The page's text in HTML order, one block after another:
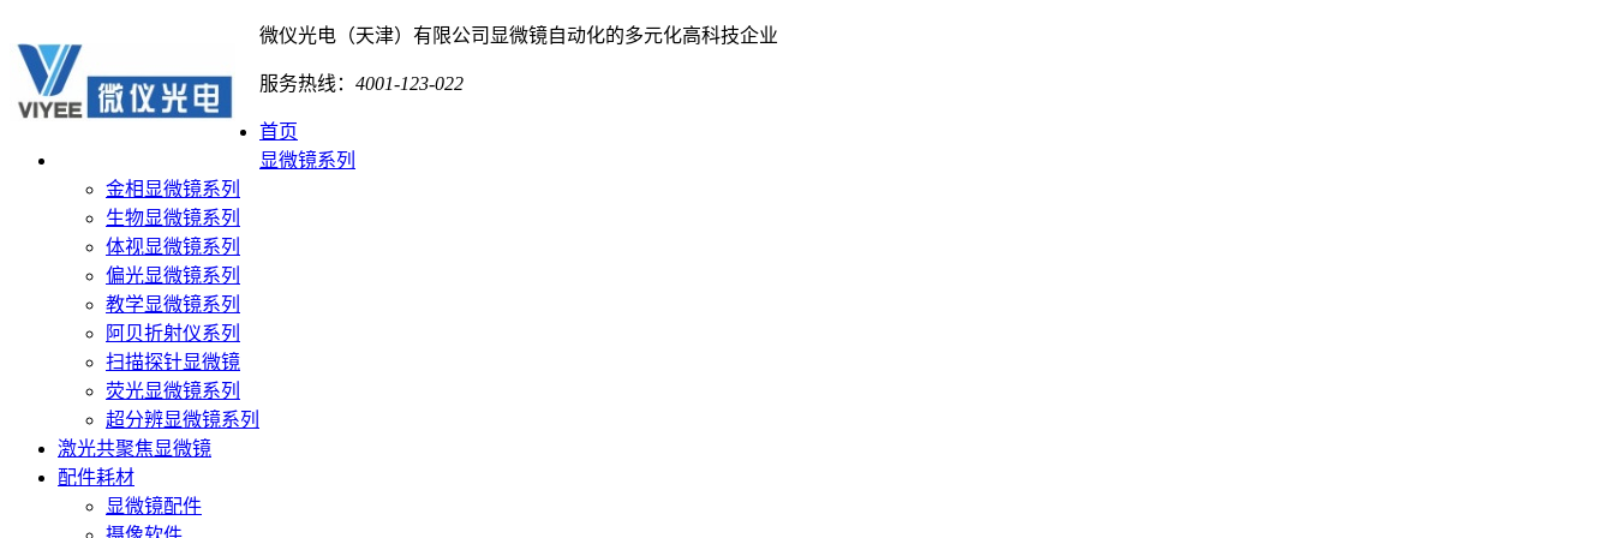
微仪光电（天津）有限公司 显微镜自动化的多元化高科技企业
服务热线： 4001-123-022
首页
显微镜系列
金相显微镜系列
生物显微镜系列
体视显微镜系列
偏光显微镜系列
教学显微镜系列
阿贝折射仪系列
扫描探针显微镜
荧光显微镜系列
超分辨显微镜系列
激光共聚焦显微镜
配件耗材
显微镜配件